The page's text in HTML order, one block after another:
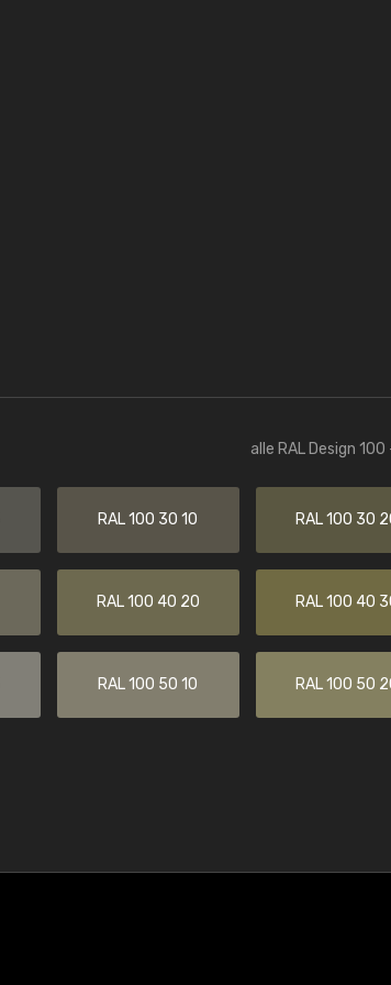
alle RAL Design 100
RAL 100 30 10 RAL 100 30
RAL 100 40 20 RAL 100 40
RAL 100 50 10 RAL 100 50